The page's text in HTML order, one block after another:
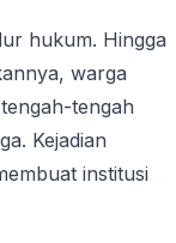
hukum. Hingga
warga
tengah
Kejadian
institusi